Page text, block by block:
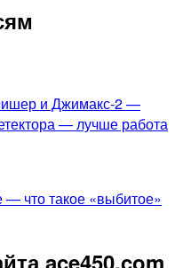
и Джимакс-2 —
— лучше работа
— что такое «выбитое»
ace450.com